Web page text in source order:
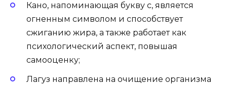
Кано, напоминающая букву с, является
огненным символом и способствует
сжиганию жира, а также работает как
психологический аспект, повышая
самооценку;
Лагуз направлена на очищение организма